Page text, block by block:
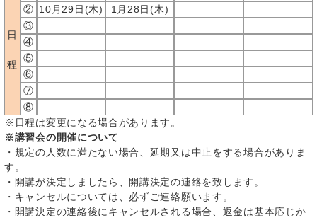
日
程
② 10月29日(木)
1月28日(木)
③
④
⑤
⑥
⑦
⑧
※日程は変更になる場合があります。
※講習会の開催について
・規定の人数に満たない場合、延期又は中止をする場合がありま
す。
・開講が決定しましたら、開講決定の連絡を致します。
・キャンセルについては、必ずご連絡願います。
・開講決定の連絡後にキャンセルされる場合、返金は基本応じか